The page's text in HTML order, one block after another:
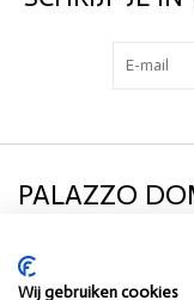
PALAZZO
Wij gebruiken cookies